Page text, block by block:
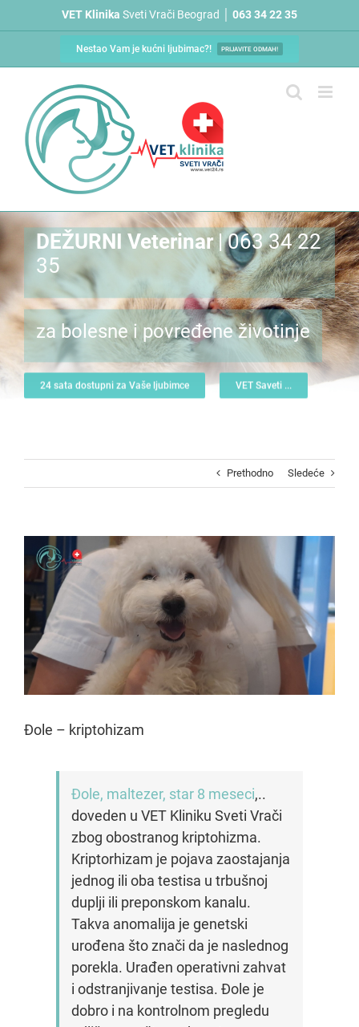
VET Klinika Sveti Vrači Beograd │ 063 34 22 35
Nestao Vam je kućni ljubimac?! PRIJAVITE ODMAH!
DEŽURNI Veterinar| 063 34 22
35
za bolesne i povređene životinje
24 sata dostupni za Vaše ljubimce VET Saveti ...
Prethodno Sledeće
Larger
Image
Đole – kriptohizam
Đole, maltezer, star 8 meseci,..
doveden u VET Kliniku Sveti Vrači
zbog obostranog kriptohizma.
Kriptorhizam je pojava zaostajanja
jednog ili oba testisa u trbušnoj
duplji ili preponskom kanalu.
Takva anomalija je genetski
urođena što znači da je naslednog
porekla. Urađen operativni zahvat
i odstranjivanje testisa. Đole je
dobro i na kontrolnom pregledu